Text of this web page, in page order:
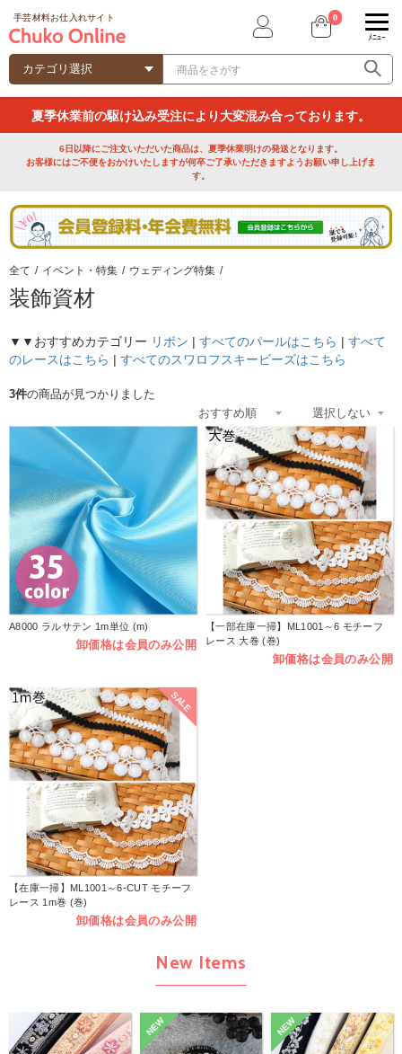
手芸材料お仕入れサイト 0
ﾒﾆｭｰ
夏季休業前の駆け込み受注により大変混み合っております。
6日以降にご注文いただいた商品は、夏季休業明けの発送となります。
お客様にはご不便をおかけいたしますが何卒ご了承いただきますようお願い申し上げま
す。
全て / イベント・特集 / ウェディング特集 /
装飾資材
▼▼おすすめカテゴリー リボン | すべてのパールはこちら | すべて
のレースはこちら | すべてのスワロフスキービーズはこちら
3件の商品が見つかりました
A8000 ラルサテン 1m単位 (m)
卸価格は会員のみ公開
【一部在庫一掃】ML1001～6 モチーフ
レース 大巻 (巻)
卸価格は会員のみ公開
SALE
【在庫一掃】ML1001～6-CUT モチーフ
レース 1m巻 (巻)
卸価格は会員のみ公開
New Items
NEW NEW